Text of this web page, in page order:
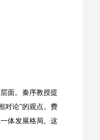
面。秦序教授提
对论”的观点。费
一体发展格局。这